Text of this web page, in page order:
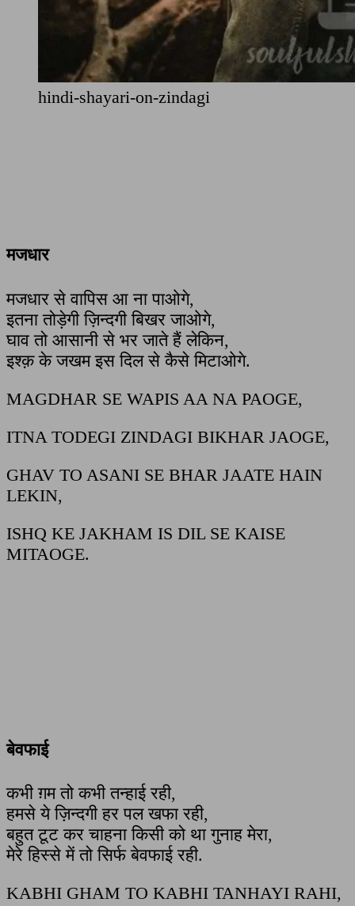
hindi-shayari-on-zindagi
मजधार
मजधार से वापिस आ ना पाओगे,
इतना तोड़ेगी ज़िन्दगी बिखर जाओगे,
घाव तो आसानी से भर जाते हैं लेकिन,
इश्क़ के जखम इस दिल से कैसे मिटाओगे.
MAGDHAR SE WAPIS AA NA PAOGE,
ITNA TODEGI ZINDAGI BIKHAR JAOGE,
GHAV TO ASANI SE BHAR JAATE HAIN
LEKIN,
ISHQ KE JAKHAM IS DIL SE KAISE
MITAOGE.
बेवफाई
कभी ग़म तो कभी तन्हाई रही,
हमसे ये ज़िन्दगी हर पल खफा रही,
बहुत टूट कर चाहना किसी को था गुनाह मेरा,
मेरे हिस्से में तो सिर्फ बेवफाई रही.
KABHI GHAM TO KABHI TANHAYI RAHI,